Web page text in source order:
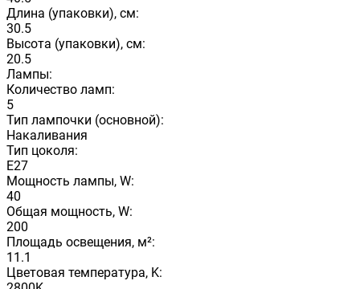
Длина (упаковки), см:
30.5
Высота (упаковки), см:
20.5
Лампы:
Количество ламп:
5
Тип лампочки (основной):
Накаливания
Тип цоколя:
E27
Мощность лампы, W:
40
Общая мощность, W:
200
Площадь освещения, м²:
11.1
Цветовая температура, K: